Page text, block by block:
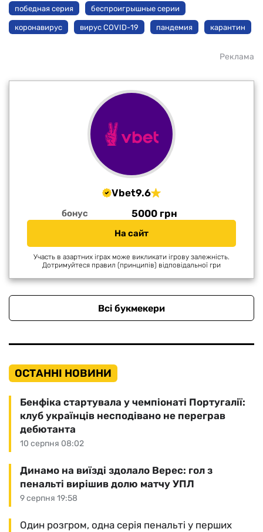
победная серия беспроигрышные серии
коронавирус вирус COVID-19 пандемия карантин
Реклама
Vbet9.6
бонус 5000 грн
На сайт
Участь в азартних іграх може викликати ігрову залежність.
Дотримуйтеся правил (принципів) відповідальної гри
Всі букмекери
ОСТАННІ НОВИНИ
10 серпня 08:02
Бенфіка стартувала у чемпіонаті Португалії:
клуб українців несподівано не переграв
дебютанта
9 серпня 19:58
Динамо на виїзді здолало Верес: гол з
пенальті вирішив долю матчу УПЛ
Один розгром, одна серія пенальті у перших